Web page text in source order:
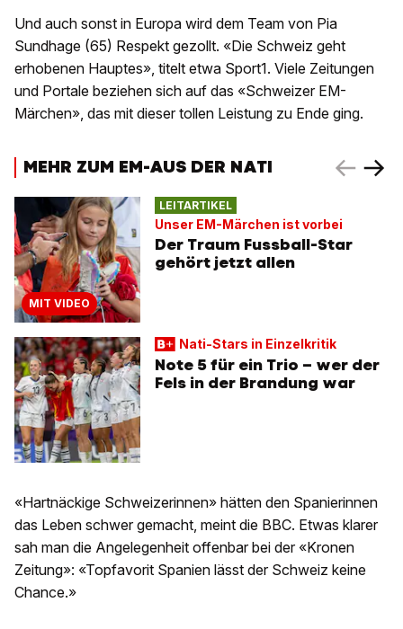
Und auch sonst in Europa wird dem Team von Pia
Sundhage (65) Respekt gezollt. «Die Schweiz geht
erhobenen Hauptes», titelt etwa Sport1. Viele Zeitungen
und Portale beziehen sich auf das «Schweizer EM-
Märchen», das mit dieser tollen Leistung zu Ende ging.
MEHR ZUM EM-AUS DER NATI
MIT VIDEO
LEITARTIKEL
Unser EM-Märchen ist vorbei
Der Traum Fussball-Star
gehört jetzt allen
Nati-Stars in Einzelkritik
Note 5 für ein Trio – wer der
Fels in der Brandung war
«Hartnäckige Schweizerinnen» hätten den Spanierinnen
das Leben schwer gemacht, meint die BBC. Etwas klarer
sah man die Angelegenheit offenbar bei der «Kronen
Zeitung»: «Topfavorit Spanien lässt der Schweiz keine
Chance.»